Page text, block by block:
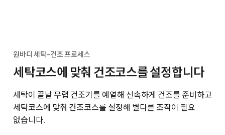
원바디 세탁-건조 프로세스
세탁코스에 맞춰 건조코스를 설정합니다
세탁이 끝날 무렵 건조기를 예열해 신속하게 건조를 준비하고
세탁코스에 맞춰 건조코스를 설정해 별다른 조작이 필요
없습니다.